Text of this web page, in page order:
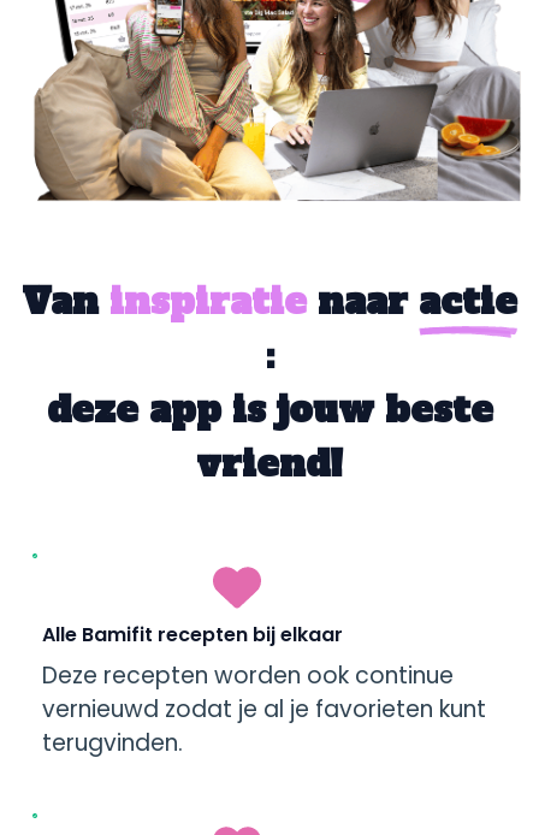
Van inspiratienaar actie
:
deze app is jouw beste
vriend!
Alle Bamifit recepten bij elkaar
Deze recepten worden ook continue
vernieuwd zodat je al je favorieten kunt
terugvinden.